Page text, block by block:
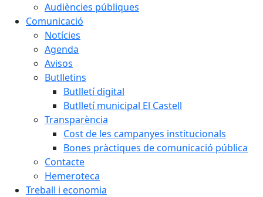
Audiències públiques
Comunicació
Notícies
Agenda
Avisos
Butlletins
Butlletí digital
Butlletí municipal El Castell
Transparència
Cost de les campanyes institucionals
Bones pràctiques de comunicació pública
Contacte
Hemeroteca
Treball i economia